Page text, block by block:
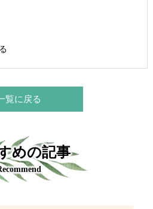
覧に戻る
めの記事